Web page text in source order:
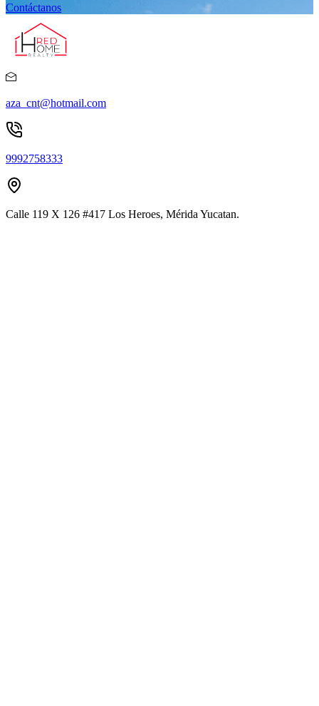
Contáctanos
aza_cnt@hotmail.com
9992758333
Calle 119 X 126 #417 Los Heroes, Mérida Yucatan.